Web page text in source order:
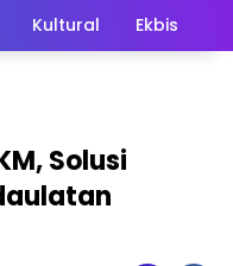
Kultural Ekbis
Solusi